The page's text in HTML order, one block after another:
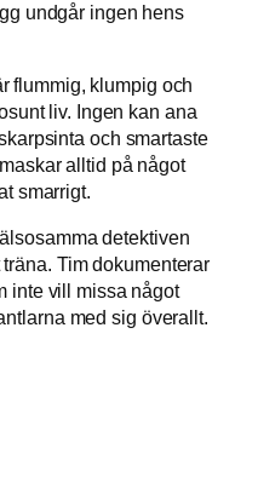
undgår ingen hens
flummig, klumpig och
liv. Ingen kan ana
och smartaste
alltid på något
smarrigt.
detektiven
Tim dokumenterar
inte vill missa något
med sig överallt.